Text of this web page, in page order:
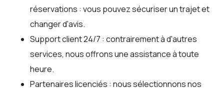
réservations : vous pouvez sécuriser un trajet et
changer d'avis.
Support client 24/7 : contrairement à d'autres
services, nous offrons une assistance à toute
heure.
Partenaires licenciés : nous sélectionnons nos